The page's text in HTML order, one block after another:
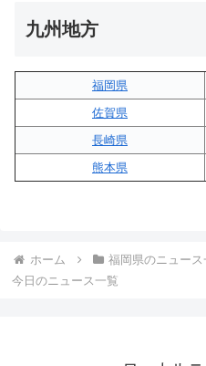
九州地方
福岡県
佐賀県
長崎県
熊本県
ホーム 福岡県のニュース
今日のニュース一覧